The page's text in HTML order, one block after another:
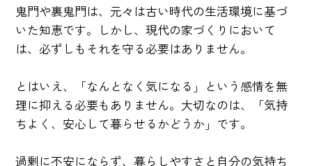
鬼門や裏鬼門は、元々は古い時代の生活環境に基づ
いた知恵です。しかし、現代の家づくりにおいて
は、必ずしもそれを守る必要はありません。
とはいえ、「なんとなく気になる」という感情を無
理に抑える必要もありません。大切なのは、「気持
ちよく、安心して暮らせるかどうか」です。
過剰に不安にならず、暮らしやすさと自分の気持ち